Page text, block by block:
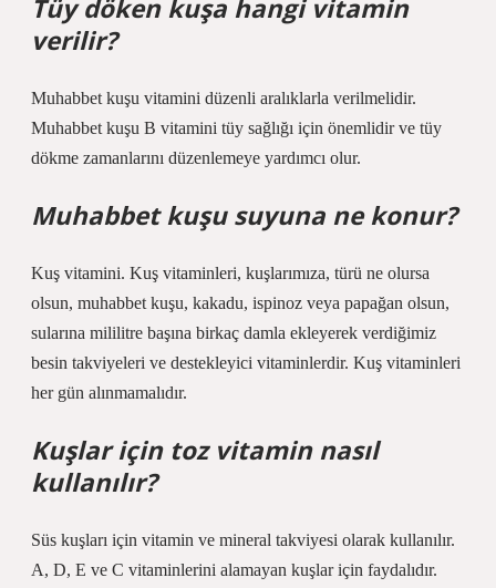
Tüy döken kuşa hangi vitamin
verilir?
Muhabbet kuşu vitamini düzenli aralıklarla verilmelidir.
Muhabbet kuşu B vitamini tüy sağlığı için önemlidir ve tüy
dökme zamanlarını düzenlemeye yardımcı olur.
Muhabbet kuşu suyuna ne konur?
Kuş vitamini. Kuş vitaminleri, kuşlarımıza, türü ne olursa
olsun, muhabbet kuşu, kakadu, ispinoz veya papağan olsun,
sularına mililitre başına birkaç damla ekleyerek verdiğimiz
besin takviyeleri ve destekleyici vitaminlerdir. Kuş vitaminleri
her gün alınmamalıdır.
Kuşlar için toz vitamin nasıl
kullanılır?
Süs kuşları için vitamin ve mineral takviyesi olarak kullanılır.
A, D, E ve C vitaminlerini alamayan kuşlar için faydalıdır.